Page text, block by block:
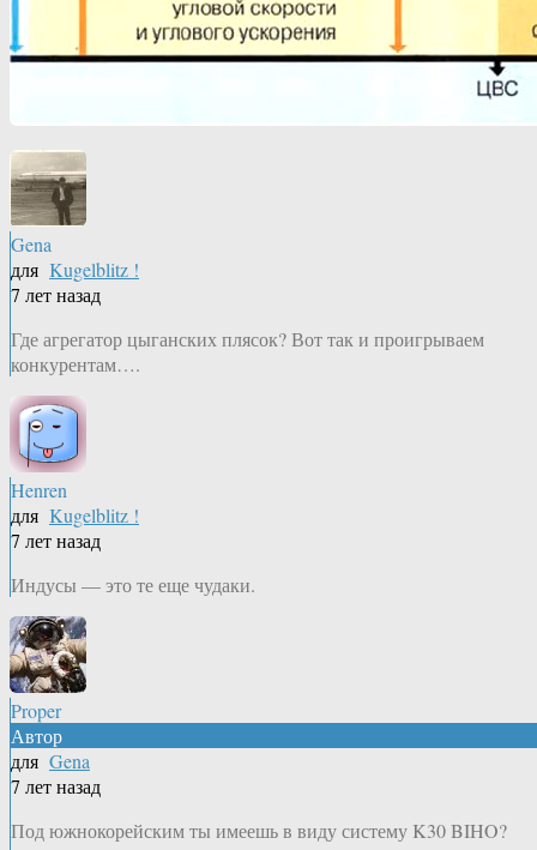
Gena
для Kugelblitz !
7 лет назад
Где агрегатор цыганских плясок? Вот так и проигрываем
конкурентам….
Henren
для Kugelblitz !
7 лет назад
Индусы — это те еще чудаки.
Proper
Автор
для Gena
7 лет назад
Под южнокорейским ты имеешь в виду систему K30 BIHO?